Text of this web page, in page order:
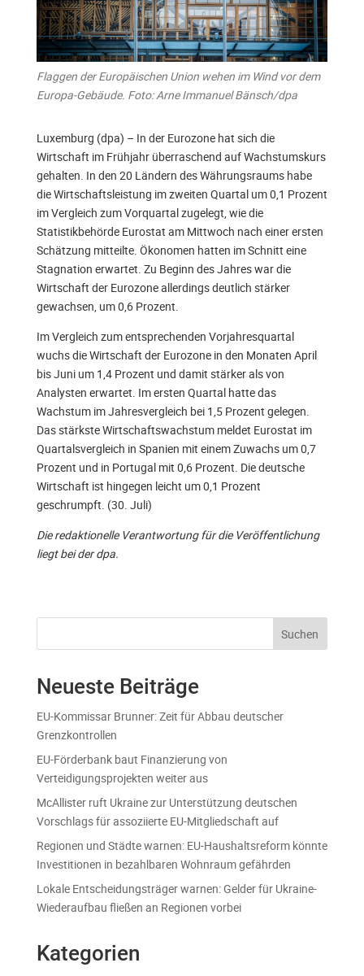
Flaggen der Europäischen Union wehen im Wind vor dem
Europa-Gebäude. Foto: Arne Immanuel Bänsch/dpa
Luxemburg (dpa) – In der Eurozone hat sich die
Wirtschaft im Frühjahr überraschend auf Wachstumskurs
gehalten. In den 20 Ländern des Währungsraums habe
die Wirtschaftsleistung im zweiten Quartal um 0,1 Prozent
im Vergleich zum Vorquartal zugelegt, wie die
Statistikbehörde Eurostat am Mittwoch nach einer ersten
Schätzung mitteilte. Ökonomen hatten im Schnitt eine
Stagnation erwartet. Zu Beginn des Jahres war die
Wirtschaft der Eurozone allerdings deutlich stärker
gewachsen, um 0,6 Prozent.
Im Vergleich zum entsprechenden Vorjahresquartal
wuchs die Wirtschaft der Eurozone in den Monaten April
bis Juni um 1,4 Prozent und damit stärker als von
Analysten erwartet. Im ersten Quartal hatte das
Wachstum im Jahresvergleich bei 1,5 Prozent gelegen.
Das stärkste Wirtschaftswachstum meldet Eurostat im
Quartalsvergleich in Spanien mit einem Zuwachs um 0,7
Prozent und in Portugal mit 0,6 Prozent. Die deutsche
Wirtschaft ist hingegen leicht um 0,1 Prozent
geschrumpft. (30. Juli)
Die redaktionelle Verantwortung für die Veröffentlichung
liegt bei der dpa.
Suchen
Neueste Beiträge
EU-Kommissar Brunner: Zeit für Abbau deutscher
Grenzkontrollen
EU-Förderbank baut Finanzierung von
Verteidigungsprojekten weiter aus
McAllister ruft Ukraine zur Unterstützung deutschen
Vorschlags für assoziierte EU-Mitgliedschaft auf
Regionen und Städte warnen: EU-Haushaltsreform könnte
Investitionen in bezahlbaren Wohnraum gefährden
Lokale Entscheidungsträger warnen: Gelder für Ukraine-
Wiederaufbau fließen an Regionen vorbei
Kategorien